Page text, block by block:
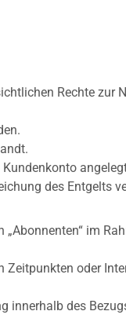
Rechte
des Entgelts
im
oder
innerhalb des